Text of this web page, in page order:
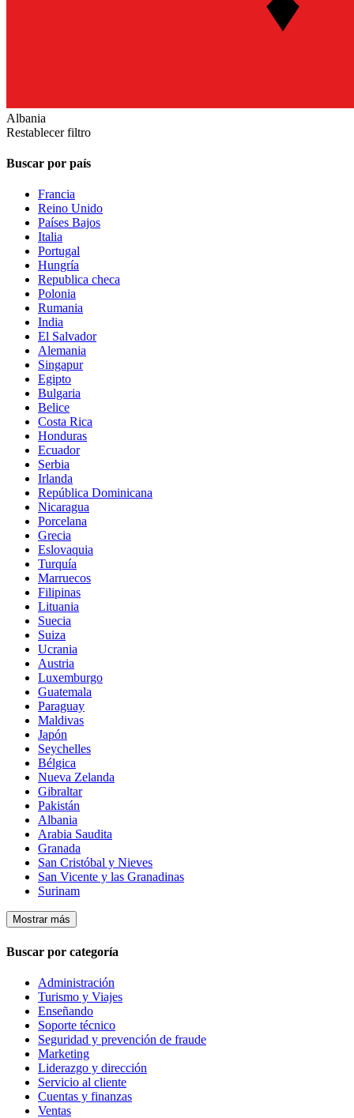
Albania
Restablecer filtro
Buscar por país
Francia
Reino Unido
Países Bajos
Italia
Portugal
Hungría
Republica checa
Polonia
Rumania
India
El Salvador
Alemania
Singapur
Egipto
Bulgaria
Belice
Costa Rica
Honduras
Ecuador
Serbia
Irlanda
República Dominicana
Nicaragua
Porcelana
Grecia
Eslovaquia
Turquía
Marruecos
Filipinas
Lituania
Suecia
Suiza
Ucrania
Austria
Luxemburgo
Guatemala
Paraguay
Maldivas
Japón
Seychelles
Bélgica
Nueva Zelanda
Gibraltar
Pakistán
Albania
Arabia Saudita
Granada
San Cristóbal y Nieves
San Vicente y las Granadinas
Surinam
Mostrar más
Buscar por categoría
Administración
Turismo y Viajes
Enseñando
Soporte técnico
Seguridad y prevención de fraude
Marketing
Liderazgo y dirección
Servicio al cliente
Cuentas y finanzas
Ventas